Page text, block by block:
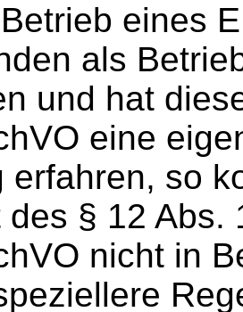
eines
als
und hat
eine
erfahren, so
des § 12 Abs.
nicht in